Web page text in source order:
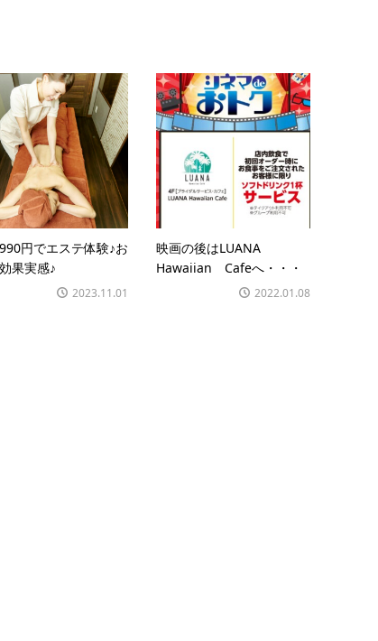
円でエステ体験♪お
果実感♪
2023.11.01
映画の後はLUANA
Hawaiian Cafeへ・・・
2022.01.08